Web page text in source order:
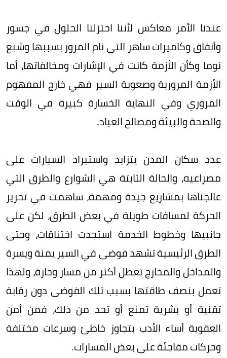
عندنا الأمر معاكس لأننا اختزلنا الحلول في جسور
وأنفاق وكاميرات ساهر التي نام المرور بسببها وشبع
نوما وكأن الأزمة كانت في الإشارات ومخالفاتها، أما
الأزمة المرورية وصعوبة السير فهي خارج المفهوم
المروري وفي النهاية الخسارة كبيرة في الوقت
والصحة والبيئة ومصالح العباد.
عدد سكان المدن يتزايد واستيراد السيارات على
مصراعيه، والحالة الثابتة هي الشوارع والطرق التي
عالجناها بمشاريع جيدة ومهمة، ساهمت في تحرير
الحركة لمسافات طويلة في بعض الطرق، لكن على
جانبيها وخطوط الخدمة استجدت اختناقات، وحتى
الطرق الرئيسية تشهد فوضى في السير يمنة ويسرة
والمداخل والمخارج تعطل أكثر من مسار وحارة، ولهذا
تعمل بنصف طاقتها بسبب تلك الفوضى دون رقابة
تقنية أو بشرية تمنع أو تحد من ذلك، فمن أمن
العقوبة أساء الأدب بتجاوز خاطئ وسرعات مختلفة
وحركات مفاجئة على بعض المسارات.